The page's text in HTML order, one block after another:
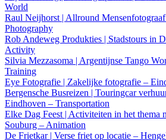
World
Raul Neijhorst | Allround
Photography
Rob Andeweg Produkties | Stadstours in
Activity
Silvia Mezzasoma | Argentijnse Tango
Training
Eye Fotografie | Zakelijke fotografie –
Bergensche Busreizen | Touringcar
Eindhoven – Transportation
Elke Dag Feest | Activiteiten in het thema
Souburg – Animation
De Frietkar | Verse friet op locatie –